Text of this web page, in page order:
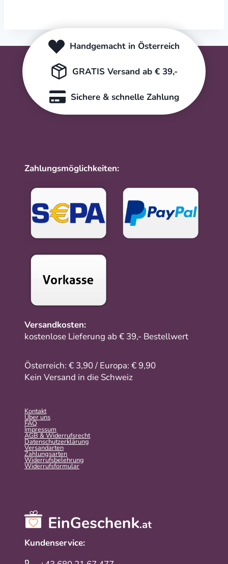
Handgemacht in Österreich
GRATIS Versand ab € 39,-
Sichere & schnelle Zahlung
Zahlungsmöglichkeiten:
Versandkosten:
kostenlose Lieferung ab € 39,- Bestellwert
Österreich: € 3,90 / Europa: € 9,90
Kein Versand in die Schweiz
Kontakt
Über uns
FAQ
Impressum
AGB & Widerrufsrecht
Datenschutzerklärung
Versandarten
Zahlungsarten
Widerrufsbelehrung
Widerrufs­formular
Kundenservice: